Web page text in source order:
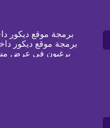
برمجة موقع ديكور
برمجة موقع ديكور
يرغبون في عرض